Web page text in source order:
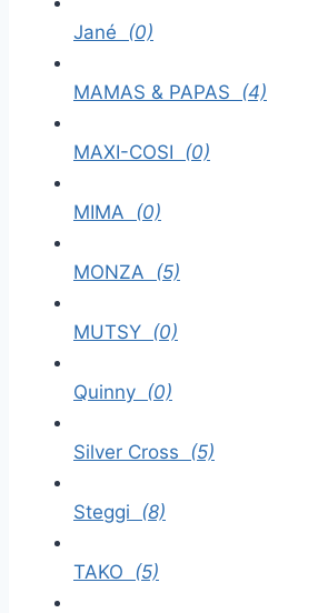
Jané (0)
MAMAS & PAPAS (4)
MAXI-COSI (0)
MIMA (0)
MONZA (5)
MUTSY (0)
Quinny (0)
Silver Cross (5)
Steggi (8)
TAKO (5)